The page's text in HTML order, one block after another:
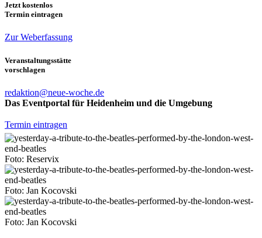
Jetzt kostenlos
Termin eintragen
Zur Weberfassung
Veranstaltungsstätte
vorschlagen
redaktion@neue-woche.de
Das Eventportal für Heidenheim und die Umgebung
Termin eintragen
Foto: Reservix
Foto: Jan Kocovski
Foto: Jan Kocovski